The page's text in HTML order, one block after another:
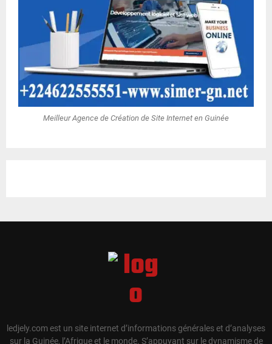
Meilleur Agence de Création de Site Internet en Guinée
ledjely.com est un site internet d’informations générales et d’analyses
sur la Guinée, l’Afrique et le monde. S’appuyant sur le dynamisme de